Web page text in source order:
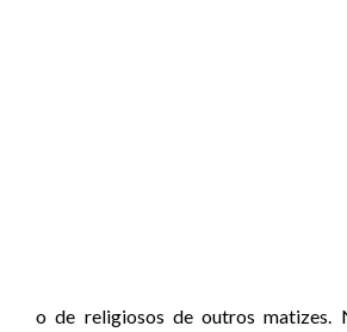
o de religiosos de outros matizes.